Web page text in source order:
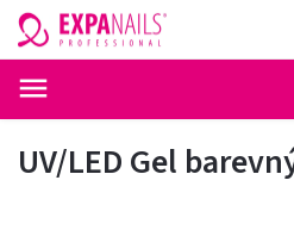
UV/LED Gel